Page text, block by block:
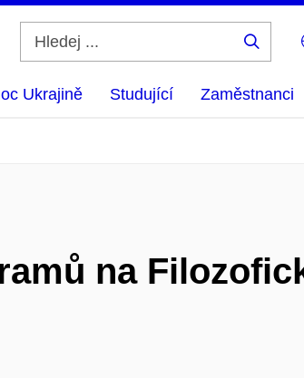
Ukrajině Studující Zaměstnanci
na